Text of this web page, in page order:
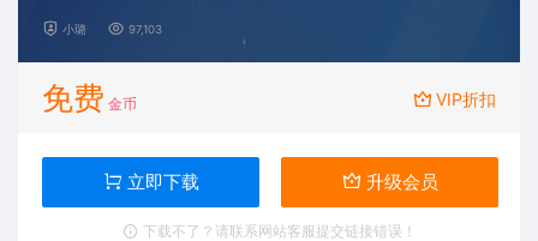
小璐 97,103
免费 金币 VIP折扣
立即下载 升级会员
下载不了？请联系网站客服提交链接错误！